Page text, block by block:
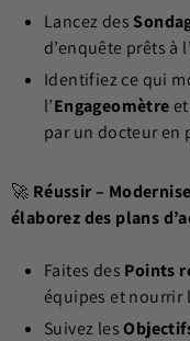
Lancez des
d’enquête prêts à
Identifiez ce qui
l’Engageomètre
par un docteur en
🚀 Réussir –
élaborez des plans
Faites des Points
équipes et nourrir
Suivez les